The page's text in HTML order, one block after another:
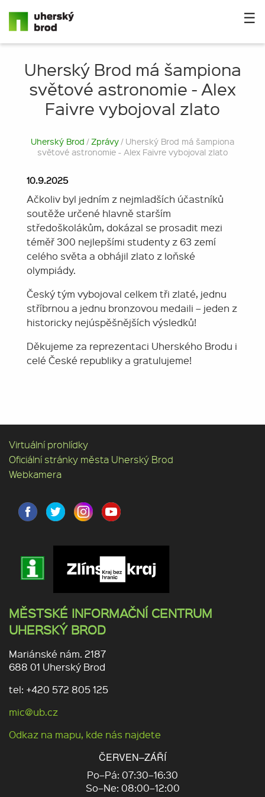
☰
Uherský Brod má šampiona
světové astronomie - Alex
Faivre vybojoval zlato
Uherský Brod /Zprávy / Uherský Brod má šampiona
světové astronomie - Alex Faivre vybojoval zlato
10.9.2025
Ačkoliv byl jedním z nejmladších účastníků
soutěže určené hlavně starším
středoškolákům, dokázal se prosadit mezi
téměř 300 nejlepšími studenty z 63 zemí
celého světa a obhájil zlato z loňské
olympiády.
Český tým vybojoval celkem tři zlaté, jednu
stříbrnou a jednu bronzovou medaili – jeden z
historicky nejúspěšnějších výsledků!
Děkujeme za reprezentaci Uherského Brodu i
celé České republiky a gratulujeme!
Virtuální prohlídky
Oficiální stránky města Uherský Brod
Webkamera
MĚSTSKÉ INFORMAČNÍ CENTRUM
UHERSKÝ BROD
Mariánské nám. 2187
688 01 Uherský Brod
tel: +420 572 805 125
mic@ub.cz
Odkaz na mapu, kde nás najdete
ČERVEN–ZÁŘÍ
Po–Pá: 07:30–16:30
So–Ne: 08:00–12:00